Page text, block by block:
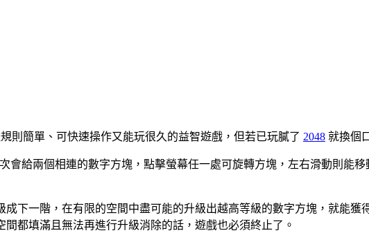
則簡單、可快速操作又能玩很久的益智遊戲，但若已玩膩了 2048 就換個
次會給兩個相連的數字方塊，點擊螢幕任一處可旋轉方塊，左右滑動則
下一階，在有限的空間中盡可能的升級出越高等級的數字方塊，就能
都填滿且無法再進行升級消除的話，遊戲也必須終止了。